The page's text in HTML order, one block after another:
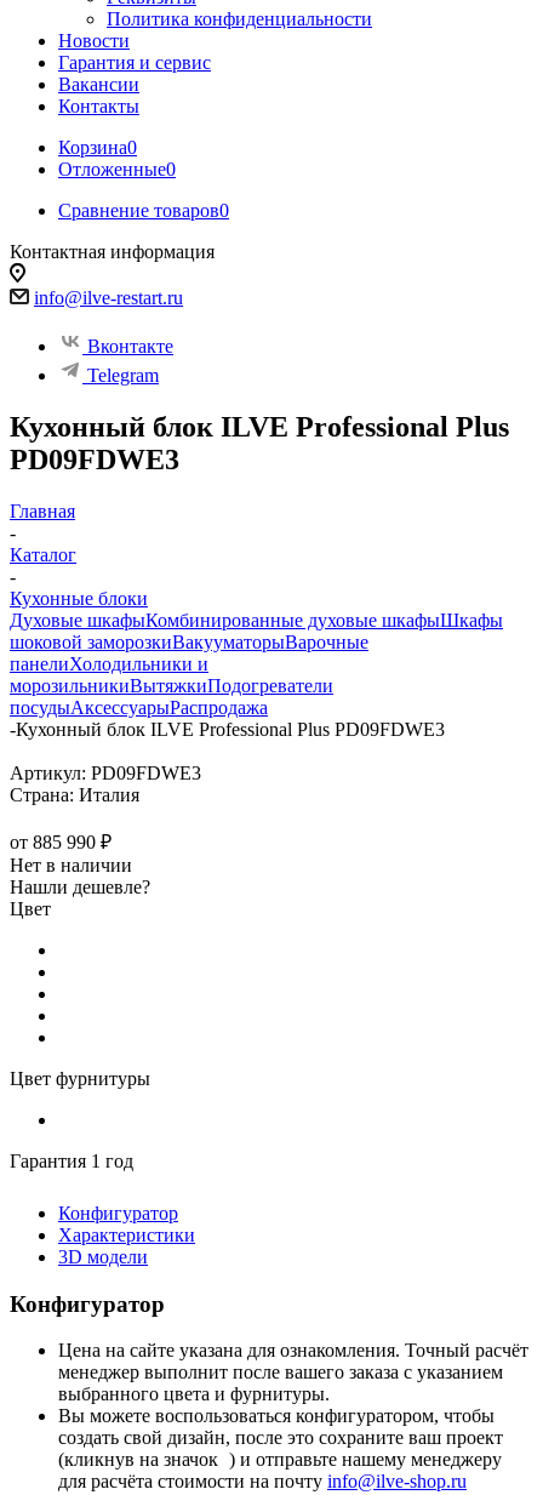
Политика конфиденциальности
Новости
Гарантия и сервис
Вакансии
Контакты
Корзина0
Отложенные0
Сравнение товаров0
Контактная информация
info@ilve-restart.ru
Вконтакте
Telegram
Кухонный блок ILVE Professional Plus
PD09FDWE3
Главная
-
Каталог
-
Кухонные блоки
Духовые шкафыКомбинированные духовые шкафыШкафы
шоковой заморозкиВакууматорыВарочные
панелиХолодильники и
морозильникиВытяжкиПодогреватели
посудыАксессуарыРаспродажа
-Кухонный блок ILVE Professional Plus PD09FDWE3
Артикул: PD09FDWE3
Страна: Италия
от 885 990 ₽
Нет в наличии
Нашли дешевле?
Цвет
Цвет фурнитуры
Гарантия 1 год
Конфигуратор
Характеристики
3D модели
Конфигуратор
Цена на сайте указана для ознакомления. Точный расчёт
менеджер выполнит после вашего заказа с указанием
выбранного цвета и фурнитуры.
Вы можете воспользоваться конфигуратором, чтобы
создать свой дизайн, после это сохраните ваш проект
(кликнув на значок ) и отправьте нашему менеджеру
для расчёта стоимости на почту info@ilve-shop.ru